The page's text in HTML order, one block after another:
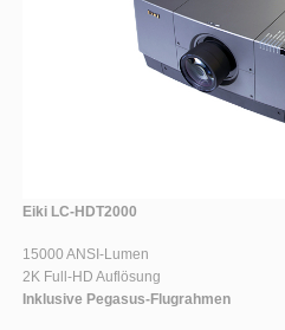
Eiki LC-HDT2000
15000 ANSI-Lumen
2K Full-HD Auflösung
Inklusive Pegasus-Flugrahmen